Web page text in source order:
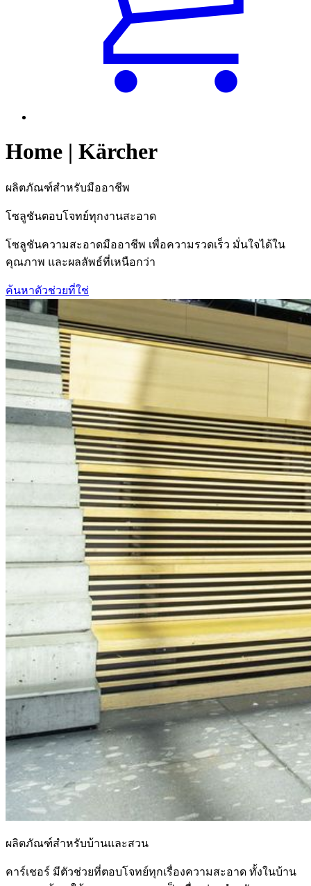
Home | Kärcher
ผลิตภัณฑ์สำหรับมืออาชีพ
โซลูชันตอบโจทย์ทุกงานสะอาด
โซลูชันความสะอาดมืออาชีพ เพื่อความรวดเร็ว มั่นใจได้ใน
คุณภาพ และผลลัพธ์ที่เหนือกว่า
ค้นหาตัวช่วยที่ใช่
ผลิตภัณฑ์สำหรับบ้านและสวน
คาร์เชอร์ มีตัวช่วยที่ตอบโจทย์ทุกเรื่องความสะอาด ทั้งในบ้าน